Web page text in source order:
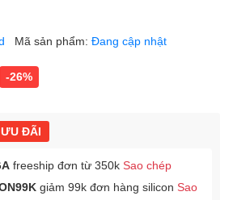
Mã sản phẩm: Đang cập nhật
-26%
ƯU ĐÃI
freeship đơn từ 350k Sao chép
giảm 99k đơn hàng silicon Sao